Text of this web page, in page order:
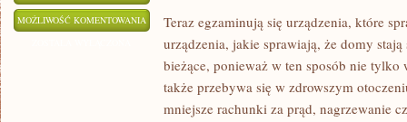
MOŻLIWOŚĆ KOMENTOWANIA WYŚMIENITYM
POMYSŁEM
JEST
ZAINSTALOWANIE
POMPY
Teraz egzaminują się urządzenia, które
urządzenia, jakie sprawiają, że domy stają
bieżące, ponieważ w ten sposób nie
także przebywa się w zdrowszym
mniejsze rachunki za prąd, nagrzewanie